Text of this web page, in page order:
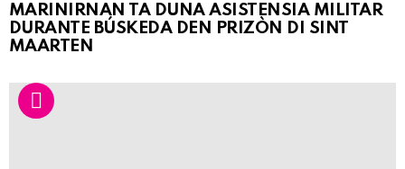
MARINIRNAN TA DUNA ASISTENSIA MILITAR
DURANTE BÚSKEDA DEN PRIZÒN DI SINT
MAARTEN